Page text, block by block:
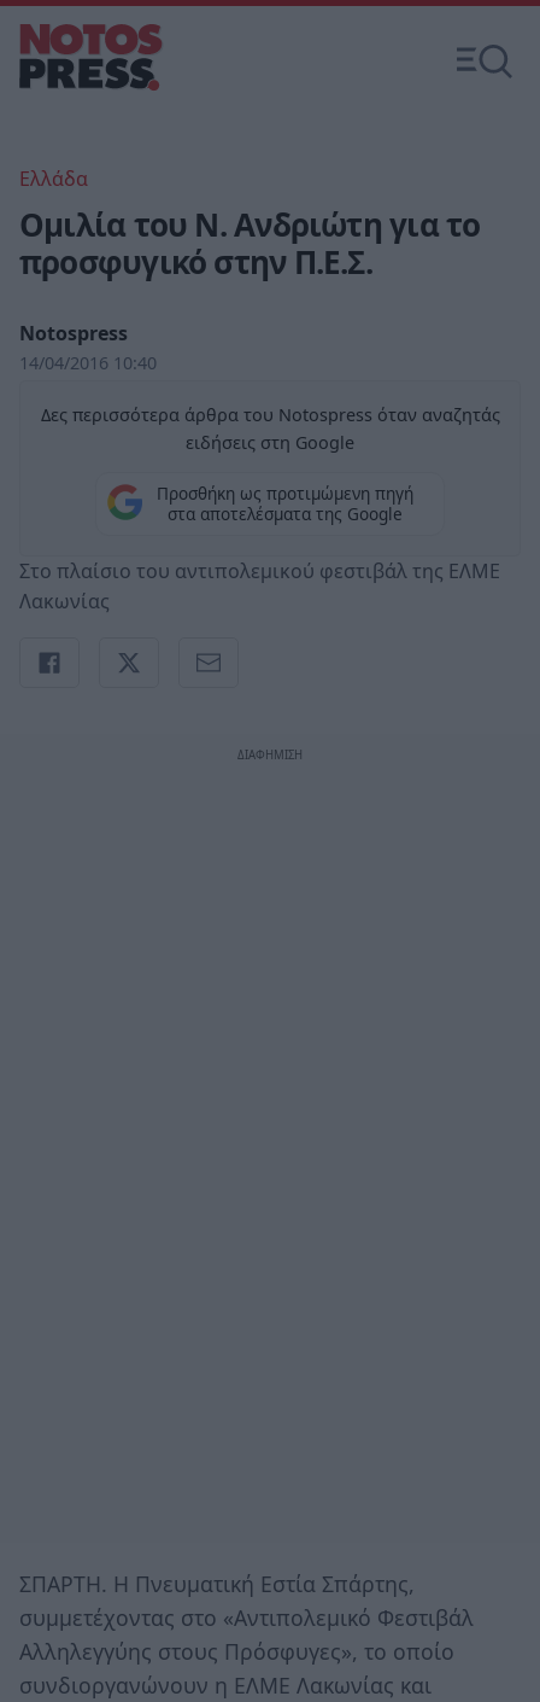
Ελλάδα
Ομιλία του Ν. Ανδριώτη για το
προσφυγικό στην Π.Ε.Σ.
Notospress
14/04/2016 10:40
Δες περισσότερα άρθρα του Notospress όταν αναζητάς
ειδήσεις στη Google
Προσθήκη ως προτιμώμενη πηγή
στα αποτελέσματα της Google
Στο πλαίσιο του αντιπολεμικού φεστιβάλ της ΕΛΜΕ
Λακωνίας
ΣΠΑΡΤΗ. Η Πνευματική Εστία Σπάρτης,
συμμετέχοντας στο «Αντιπολεμικό Φεστιβάλ
Αλληλεγγύης στους Πρόσφυγες», το οποίο
συνδιοργανώνουν η ΕΛΜΕ Λακωνίας και